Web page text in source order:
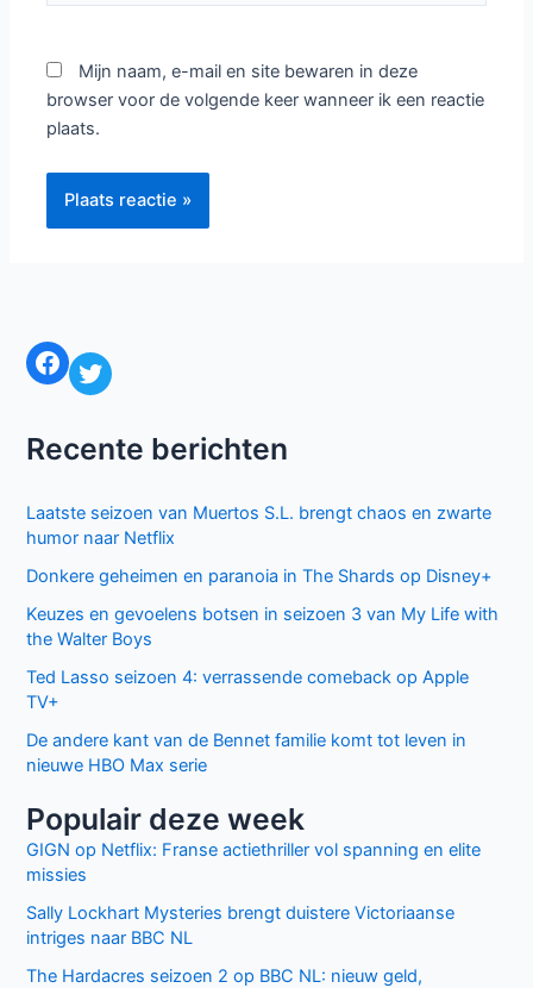
Mijn naam, e-mail en site bewaren in deze
browser voor de volgende keer wanneer ik een reactie
plaats.
Facebook Twitter
Recente berichten
Laatste seizoen van Muertos S.L. brengt chaos en zwarte
humor naar Netflix
Donkere geheimen en paranoia in The Shards op Disney+
Keuzes en gevoelens botsen in seizoen 3 van My Life with
the Walter Boys
Ted Lasso seizoen 4: verrassende comeback op Apple
TV+
De andere kant van de Bennet familie komt tot leven in
nieuwe HBO Max serie
Populair deze week
GIGN op Netflix: Franse actiethriller vol spanning en elite
missies
Sally Lockhart Mysteries brengt duistere Victoriaanse
intriges naar BBC NL
The Hardacres seizoen 2 op BBC NL: nieuw geld,